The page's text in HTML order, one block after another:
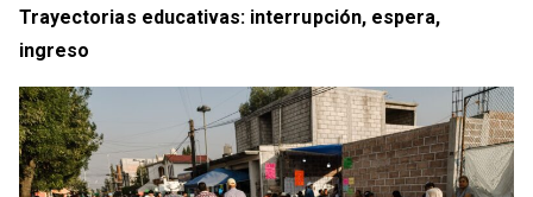
Trayectorias educativas: interrupción, espera,
ingreso